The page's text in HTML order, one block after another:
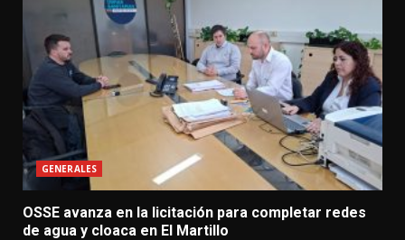
GENERALES
OSSE avanza en la licitación para completar redes
de agua y cloaca en El Martillo